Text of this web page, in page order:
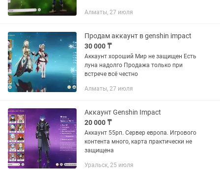
Алматы, 27 июля
Продам аккаунт в genshin impact
30 000 ₸
Аккаунт хороший Мир не защищен Есть
луна надолго Продажа только при
встрече всё честно
Алматы, 27 июля
Аккаунт Genshin Impact
20 000 ₸
Аккаунт 55рп. Сервер европа. Игрового
контента много, карта практически не
защищена
Уральск, 25 июля